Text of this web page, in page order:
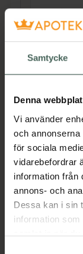
Samtycke
Denna
Vi använder
och
för sociala
vidarebefordrar
information från
annons- och
Dessa kan i sin
information
samlat in när
IDUN
vårdande
E samt